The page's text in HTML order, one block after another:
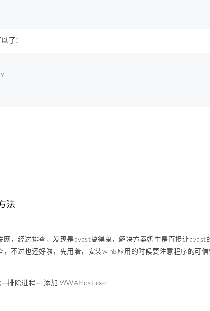
了：
法
，经过排查，发现是avast搞得鬼，解决方案奶牛是直接让avast
不过也还好啦，先用着，安装win8应用的时候要注意程序的可
排除进程—-添加 WWAHost.exe